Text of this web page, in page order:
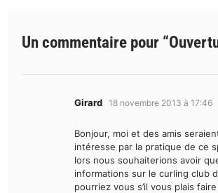
Un commentaire pour “
Girard dit :
18 novembre 2013 à 17:46
Bonjour, moi et des amis
intéresse par la pratique de ce
lors nous souhaiterions avoir
informations sur le curling club
pourriez vous s’il vous plais